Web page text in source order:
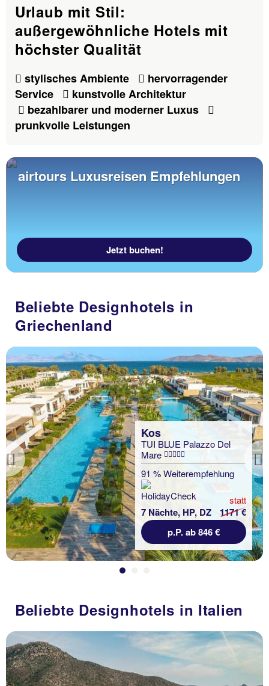
Urlaub mit Stil:
außergewöhnliche Hotels mit
höchster Qualität
stylisches Ambiente
hervorragender
Service
kunstvolle Architektur
bezahlbarer und moderner Luxus
prunkvolle Leistungen
airtours Luxusreisen Empfehlungen
Jetzt buchen!
Beliebte Designhotels in
Griechenland
Previous
Kos
TUI BLUE Palazzo Del
Mare
91 % Weiterempfehlung
7 Nächte, HP, DZ
statt
1171 €
p.P. ab 846 €
Beliebte Designhotels in Italien